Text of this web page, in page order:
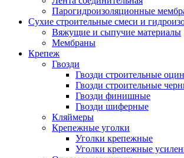
Парогидроизоляционные
Сухие строительные смеси и
Вяжущие и сыпучие материалы
Мембраны
Крепеж
Гвозди
Гвозди строительные
Гвозди строительные
Гвозди финишные
Гвозди шиферные
Кляймеры
Крепежные уголки
Уголки крепежные
Уголки крепежные